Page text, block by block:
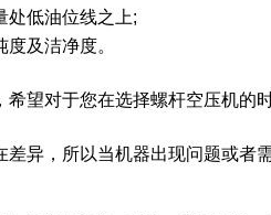
量处低油位线之上;
及洁净度。
希望对于您在选择螺杆空压机的
异，所以当机器出现问题或